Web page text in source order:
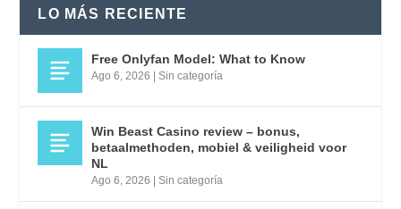
LO MÁS RECIENTE
Free Onlyfan Model: What to Know
Ago 6, 2026 |Sin categoría
Win Beast Casino review – bonus,
betaalmethoden, mobiel & veiligheid voor
NL
Ago 6, 2026 |Sin categoría